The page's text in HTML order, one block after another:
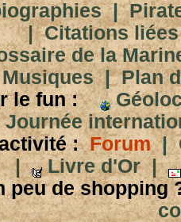
|
|Citations
de la
Musiques|Plan
le fun :
Journée
: Forum|
|
Livre d'Or|
peu de shopping